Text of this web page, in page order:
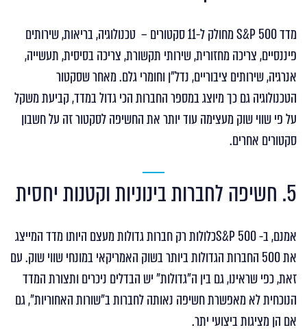
מדד S&P 500 מחולק ל-11 סקטורים – טכנולוגיה, בריאות, שירותים
פיננסיים, צריכה מחזורית, שירותי תקשורת, צריכה בסיסית, תעשייה,
אנרגיה, שירותים ציבוריים, נדל"ן וחומרי גלם. מאחר שסקטור
הטכנולוגיה גם כך מיוצג במספר החברות הכי גדול במדד, קביעת משקל
על פי שווי שוק מעצימה עוד יותר את החשיפה לסקטור זה על חשבון
סקטורים אחרים.
5. חשיפה לחברות בינוניות וקטנות יחסית
אמנם, ב- S&P 500כלולות רק חברות גדולות מעצם היותו מדד המייצג
את 500 החברות הגדולות ביותר בשוק האמריקאי במונחי שווי שוק. עם
זאת, כפי שראינו, גם בין ה"גדולות" יש הבדלים ניכרים ותצורת המדד
הנוכחית לא מאפשרת חשיפה נאותה לחברות ב"שורות האחוריות", גם
אם הן מציגות ביצועי יתר.